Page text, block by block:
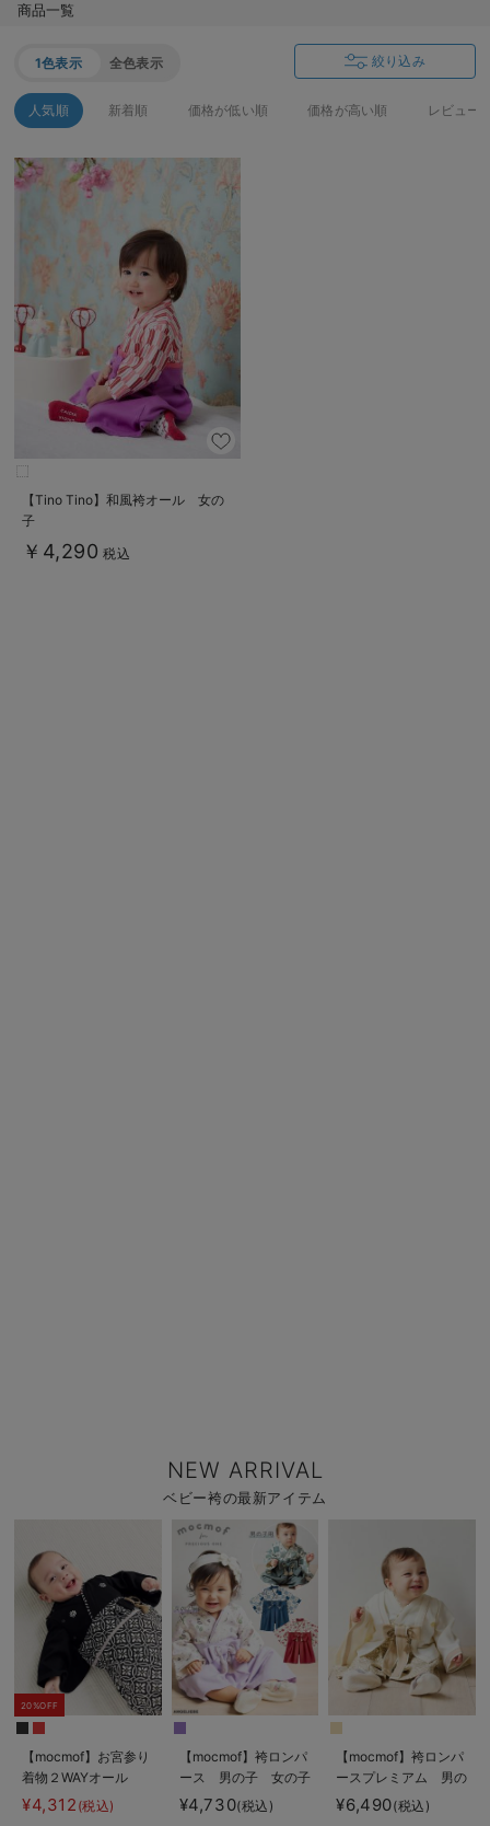
商品一覧
1色表示 全色表示 絞り込み
人気順 新着順 価格が低い順 価格が高い順 レビュー
【Tino Tino】和風袴オール 女の
子
￥4,290 税込
NEW ARRIVAL
ベビー袴の最新アイテム
20%OFF
【mocmof】お宮参り
着物２WAYオール
¥4,312 (税込)
【mocmof】袴ロンパ
ース 男の子 女の子
¥4,730(税込)
【mocmof】袴ロンパ
ースプレミアム 男の
子
¥6,490(税込)